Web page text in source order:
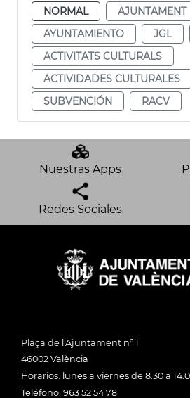
NORMAL
AJUNTAMENT
AYUNTAMIENTO
JGL
ACTIVITATS CULTURALS
ACTIVIDADES CULTURALES
SUBVENCIÓN
RACV
Nuestras Apps
Redes Sociales
Plaça de l'Ajuntament nº 1
46002 València
Horarios: lunes a viernes de 8:30 a
Teléfono: 963 52 54 78